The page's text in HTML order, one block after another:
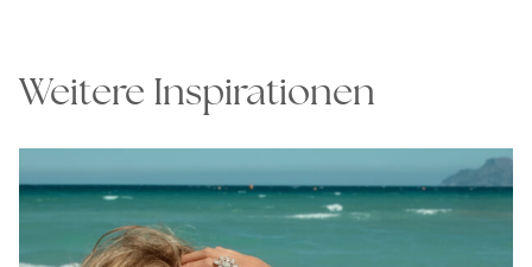
Weitere Inspirationen